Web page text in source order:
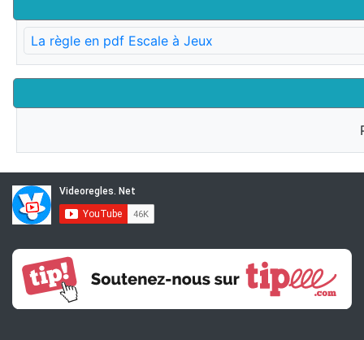
La règle en pdf Escale à Jeux